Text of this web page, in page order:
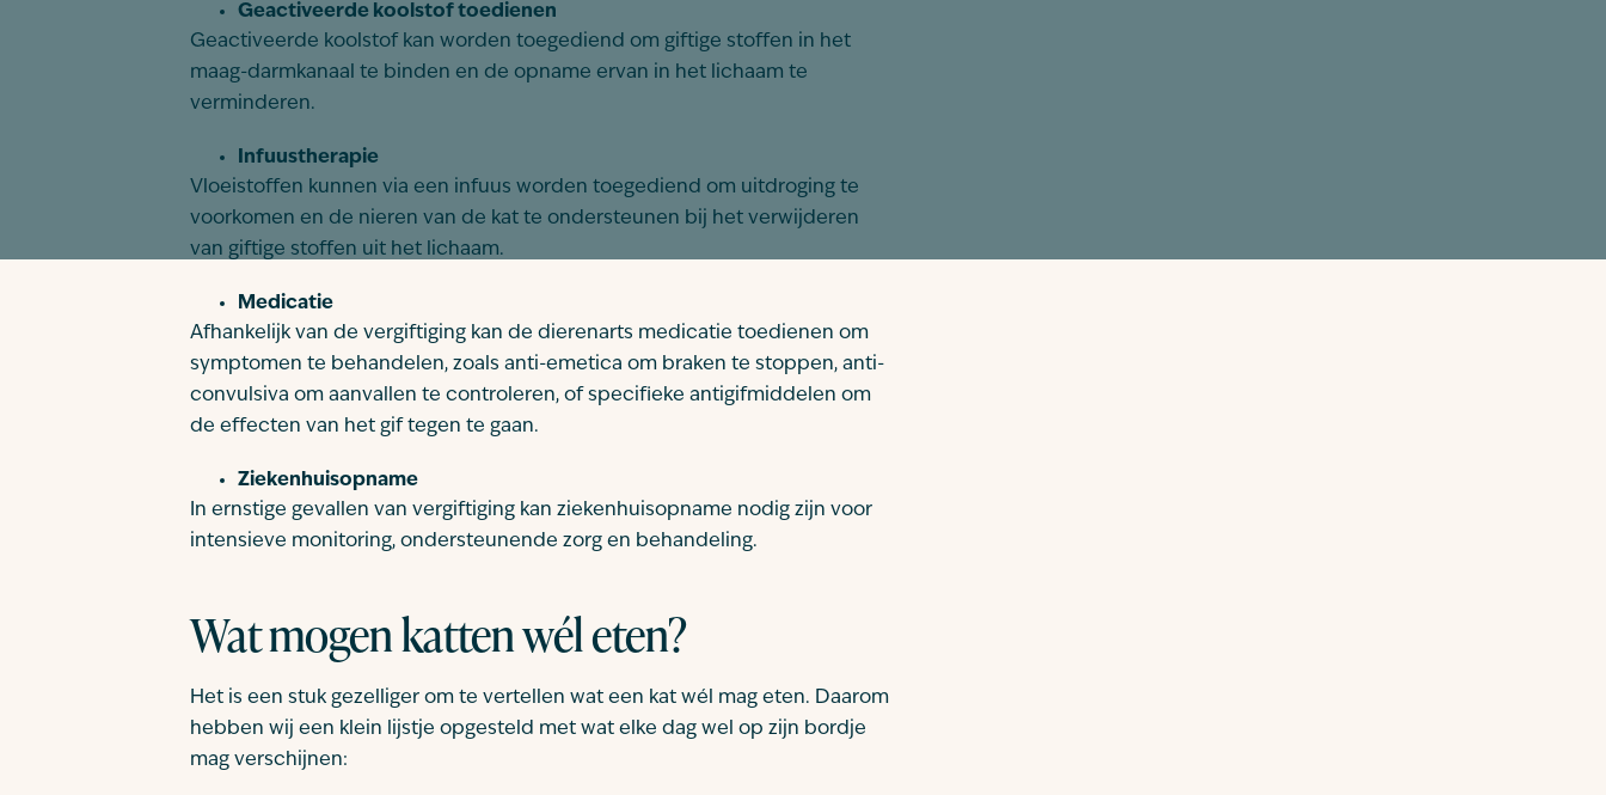
Geactiveerde koolstof toedienen
Geactiveerde koolstof kan worden toegediend om giftige stoffen in het
maag-darmkanaal te binden en de opname ervan in het lichaam te
verminderen.
Infuustherapie
Vloeistoffen kunnen via een infuus worden toegediend om uitdroging te
voorkomen en de nieren van de kat te ondersteunen bij het verwijderen
van giftige stoffen uit het lichaam.
Medicatie
Afhankelijk van de vergiftiging kan de dierenarts medicatie toedienen om
symptomen te behandelen, zoals anti-emetica om braken te stoppen, anti-
convulsiva om aanvallen te controleren, of specifieke antigifmiddelen om
de effecten van het gif tegen te gaan.
Ziekenhuisopname
In ernstige gevallen van vergiftiging kan ziekenhuisopname nodig zijn voor
intensieve monitoring, ondersteunende zorg en behandeling.
Wat mogen katten wél eten?
Het is een stuk gezelliger om te vertellen wat een kat wél mag eten. Daarom
hebben wij een klein lijstje opgesteld met wat elke dag wel op zijn bordje
mag verschijnen: